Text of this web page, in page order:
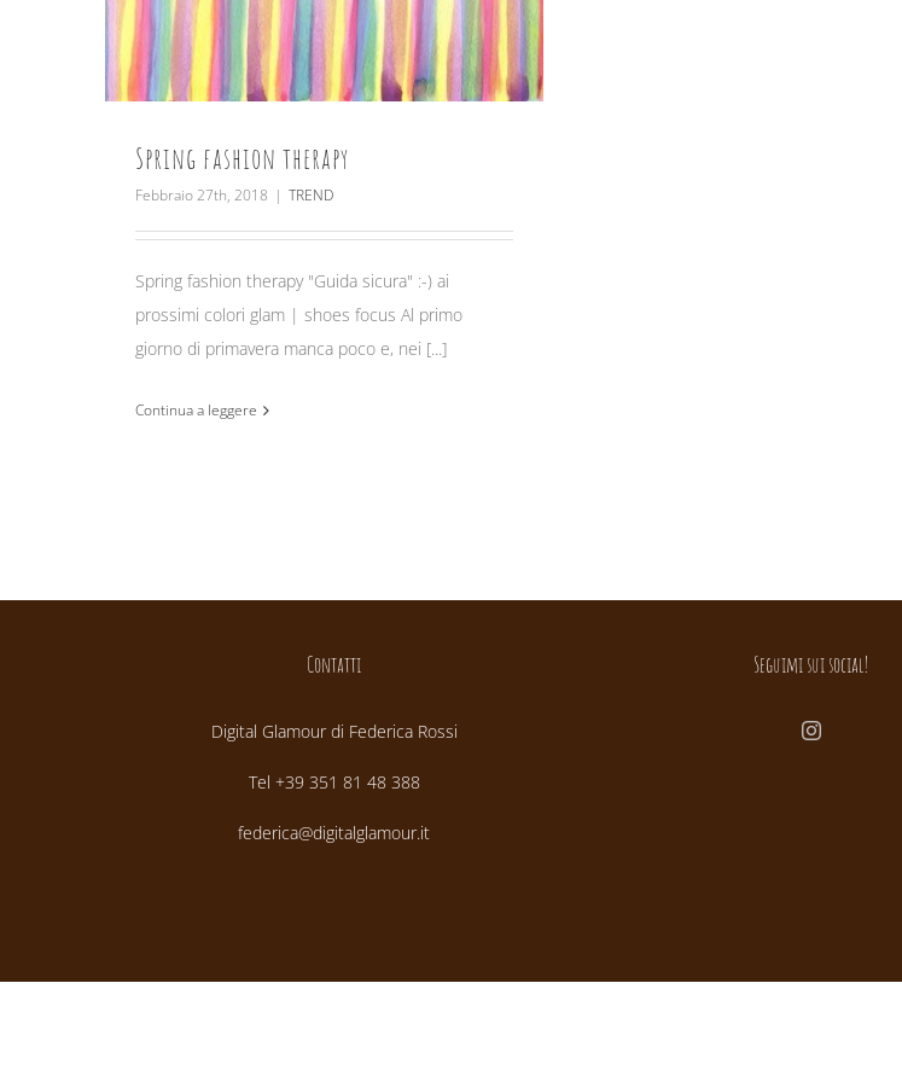
Spring fashion therapy
Febbraio 27th, 2018 | TREND
Spring fashion therapy "Guida sicura" :-) ai
prossimi colori glam | shoes focus Al primo
giorno di primavera manca poco e, nei [...]
Continua a leggere
Contatti
Digital Glamour di Federica Rossi
Tel +39 351 81 48 388
federica@digitalglamour.it
Seguimi sui social!